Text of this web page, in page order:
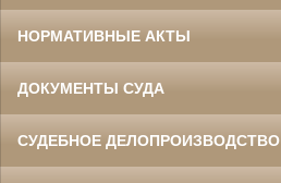
НОРМАТИВНЫЕ АКТЫ
ДОКУМЕНТЫ СУДА
СУДЕБНОЕ ДЕЛОПРОИЗВОДСТВО